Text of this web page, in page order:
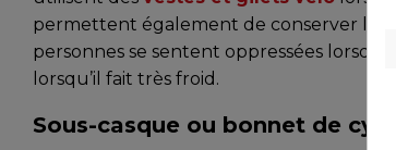
permettent également de conserver la
personnes se sentent oppressées
lorsqu’il fait très froid.
Sous-casque ou bonnet de